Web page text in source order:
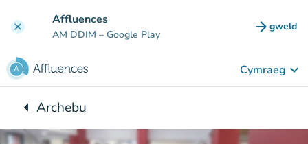
clear Affluences
AM DDIM – Google Play arrow_forward gweld
(tab
Cymraeg keyboard_arrow_down
arrow_leftYn ôl i:
Archebu